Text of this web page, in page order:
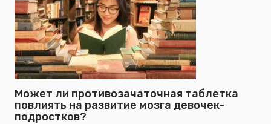
Может ли противозачаточная таблетка
повлиять на развитие мозга девочек-
подростков?